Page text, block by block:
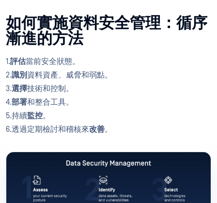
如何實施資料安全管理：循序
漸進的方法
1.評估當前安全狀態。
2.識別 資料資產、威脅和弱點。
3.選擇技術和控制。
4.部署和整合工具。
5.持續監控。
6.透過定期檢討和稽核來改善。